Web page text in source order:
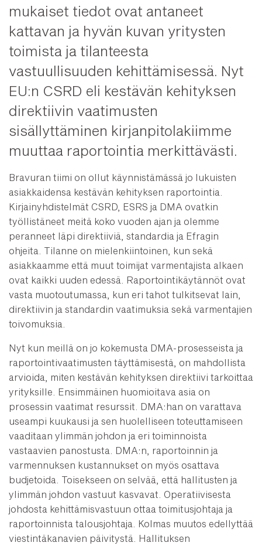
mukaiset tiedot ovat antaneet
kattavan ja hyvän kuvan yritysten
toimista ja tilanteesta
vastuullisuuden kehittämisessä. Nyt
EU:n CSRD eli kestävän kehityksen
direktiivin vaatimusten
sisällyttäminen kirjanpitolakiimme
muuttaa raportointia merkittävästi.
Bravuran tiimi on ollut käynnistämässä jo lukuisten
asiakkaidensa kestävän kehityksen raportointia.
Kirjainyhdistelmät CSRD, ESRS ja DMA ovatkin
työllistäneet meitä koko vuoden ajan ja olemme
peranneet läpi direktiiviä, standardia ja Efragin
ohjeita. Tilanne on mielenkiintoinen, kun sekä
asiakkaamme että muut toimijat varmentajista alkaen
ovat kaikki uuden edessä. Raportointikäytännöt ovat
vasta muotoutumassa, kun eri tahot tulkitsevat lain,
direktiivin ja standardin vaatimuksia sekä varmentajien
toivomuksia.
Nyt kun meillä on jo kokemusta DMA-prosesseista ja
raportointivaatimusten täyttämisestä, on mahdollista
arvioida, miten kestävän kehityksen direktiivi tarkoittaa
yrityksille. Ensimmäinen huomioitava asia on
prosessin vaatimat resurssit. DMA:han on varattava
useampi kuukausi ja sen huolelliseen toteuttamiseen
vaaditaan ylimmän johdon ja eri toiminnoista
vastaavien panostusta. DMA:n, raportoinnin ja
varmennuksen kustannukset on myös osattava
budjetoida. Toisekseen on selvää, että hallitusten ja
ylimmän johdon vastuut kasvavat. Operatiivisesta
johdosta kehittämisvastuun ottaa toimitusjohtaja ja
raportoinnista talousjohtaja. Kolmas muutos edellyttää
viestintäkanavien päivitystä. Hallituksen